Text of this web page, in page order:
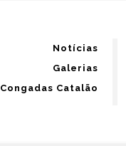
Notícias
Galerias
Congadas Catalão